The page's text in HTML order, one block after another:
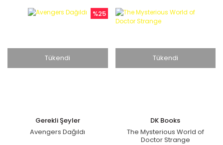
%25
Tükendi
Gerekli Şeyler
Avengers Dağıldı
Tükendi
DK Books
The Mysterious World of
Doctor Strange